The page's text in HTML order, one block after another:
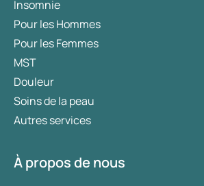
Insomnie
Pour les Hommes
Pour les Femmes
MST
Douleur
Soins de la peau
Autres services
À propos de nous